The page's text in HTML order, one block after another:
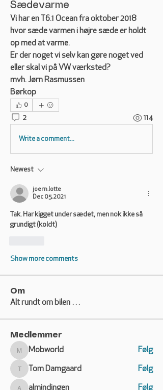
Sædevarme
Vi har en T6.1 Ocean fra oktober 2018
hvor sæde varmen i højre sæde er holdt
op med at varme.
Er der noget vi selv kan gøre noget ved
eller skal vi på VW værksted?
mvh. Jørn Rasmussen
Børkop
0
2 114
Write a comment...
Newest
joern.lotte
Dec 05, 2021
Tak. Har kigget under sædet, men nok ikke så
grundigt (koldt)
Show more comments
Om
Alt rundt om bilen …
Medlemmer
Mobworld
Mobworld Følg
Tom Damgaard
Tom Damgaard Følg
almindingen Følg